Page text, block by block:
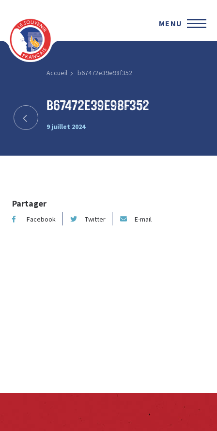
MENU
Accueil b67472e39e98f352
b67472e39e98f352
9 juillet 2024
Partager
Facebook Twitter E-mail